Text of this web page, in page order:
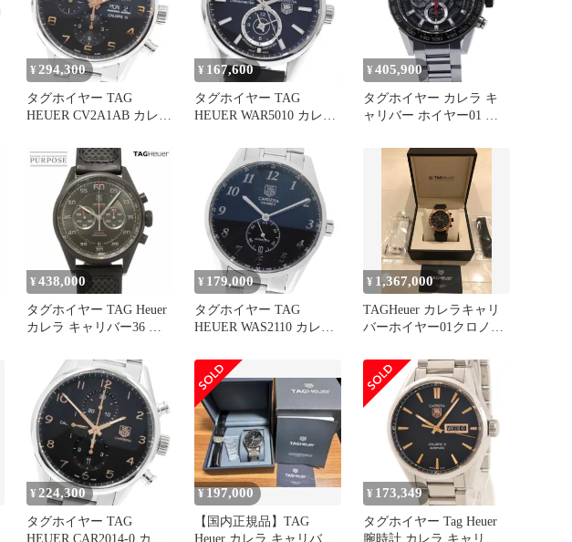
A2502805 【無料ギフト
ラッピング承ります】
¥ 294,300
タグホイヤー TAG
HEUER CV2A1AB カレラ
フ デイデイト 自動巻き
メンズ 保証書付き
_961445
¥ 167,600
タグホイヤー TAG
HEUER WAR5010 カレラ
ャリバー8 自動巻き メン
ズ _931845
¥ 405,900
タグホイヤー カレラ キ
ャリバー ホイヤー01 ク
CAR2A1W.BA0703 TAG
Heuer 腕時計 黒文字盤
¥ 438,000
タグホイヤー TAG Heuer
カレラ キャリバー36 ク
CAR2B80 メンズ 腕時計
デイト 自動巻き Carrera
90315154
¥ 179,000
タグホイヤー TAG
HEUER WAS2110 カレラ
巻き メンズ 保証書付き
_969023
¥ 1,367,000
TAGHeuer カレラキャリ
バーホイヤー01クロノグ
¥ 224,300
タグホイヤー TAG
HEUER CAR2014-0 カレ
¥ 197,000
【国内正規品】TAG
Heuer カレラ キャリバー
¥ 173,349
タグホイヤー Tag Heuer
腕時計 カレラ キャリバ